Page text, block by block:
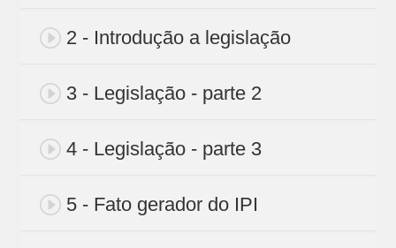
2 - Introdução a legislação
3 - Legislação - parte 2
4 - Legislação - parte 3
5 - Fato gerador do IPI